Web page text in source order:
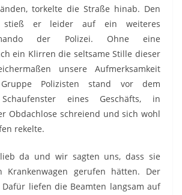
torkelte die Straße hinab. Den
stieß er leider auf ein weiteres
der Polizei. Ohne eine
ein Klirren die seltsame Stille dieser
unsere Aufmerksamkeit
Polizisten stand vor dem
eines Geschäfts, in
Obdachlose schreiend und sich wohl
rekelte.
da und wir sagten uns, dass sie
Krankenwagen gerufen hätten. Der
liefen die Beamten langsam auf